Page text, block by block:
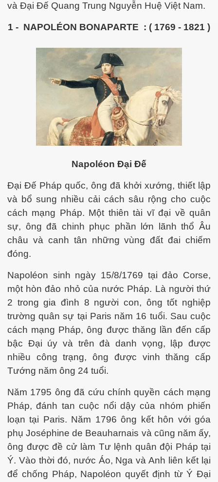
và Đại Đế Quang Trung Nguyễn Huệ Việt Nam.
1 - NAPOLÉON BONAPARTE : ( 1769 - 1821 )
Napoléon Đại Đế
Đại Đế Pháp quốc, ông đã khởi xướng, thiết lập
và bổ sung nhiều cải cách sâu rộng cho cuộc
cách mạng Pháp. Một thiên tài vĩ đại về quân
sự, ông đã chinh phục phần lớn lãnh thổ Âu
châu và canh tân những vùng đất đai chiếm
đóng.
Napoléon sinh ngày 15/8/1769 tại đảo Corse,
một hòn đảo nhỏ của nước Pháp. Là người thứ
2 trong gia đình 8 người con, ông tốt nghiệp
trường quân sự tại Paris năm 16 tuổi. Sau cuộc
cách mạng Pháp, ông được thăng lần đến cấp
bậc Đại úy và trên đà danh vọng, lập được
nhiều công trạng, ông được vinh thăng cấp
Tướng năm ông 24 tuổi.
Năm 1795 ông đã cứu chính quyền cách mạng
Pháp, đánh tan cuộc nổi dậy của nhóm phiến
loạn tại Paris. Năm 1796 ông kết hôn với góa
phụ Joséphine de Beauharnais và cũng năm ấy,
ông được đề cử làm Tư lệnh quân đội Pháp tại
Ý. Vào thời đó, nước Áo, Nga và Anh liên kết lại
để chống Pháp, Napoléon quyết định từ Ý Đại
và ĐBCL